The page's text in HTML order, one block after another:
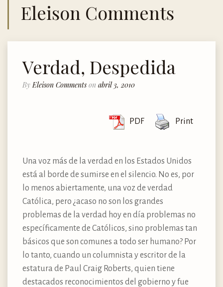
Eleison Comments
Verdad, Despedida
By Eleison Comments on abril 3, 2010
PDF Print
Una voz más de la verdad en los Estados Unidos
está al borde de sumirse en el silencio. No es, por
lo menos abiertamente, una voz de verdad
Católica, pero ¿acaso no son los grandes
problemas de la verdad hoy en día problemas no
específicamente de Católicos, sino problemas tan
básicos que son comunes a todo ser humano? Por
lo tanto, cuando un columnista y escritor de la
estatura de Paul Craig Roberts, quien tiene
destacados reconocimientos del gobierno y fue